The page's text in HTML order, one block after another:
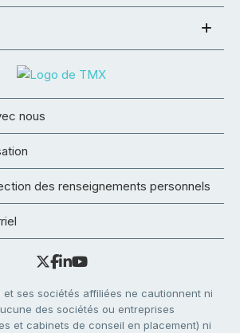
nous
des renseignements personnels
et ses sociétés affiliées ne cautionnent ni
des sociétés ou entreprises
et cabinets de conseil en placement) ni